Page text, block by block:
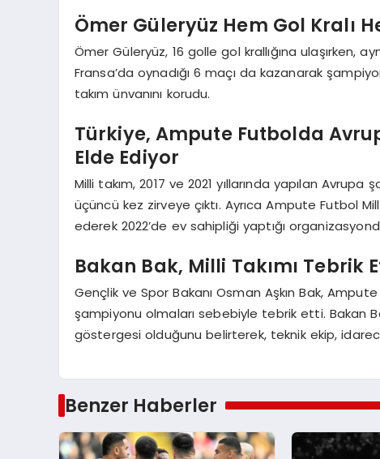
Ömer Güleryüz Hem Gol Kralı
Ömer Güleryüz, 16 golle gol krallığına ulaşırken,
Fransa’da oynadığı 6 maçı da kazanarak
takım ünvanını korudu.
Türkiye, Ampute Futbolda
Elde Ediyor
Milli takım, 2017 ve 2021 yıllarında yapılan
üçüncü kez zirveye çıktı. Ayrıca Ampute Futbol
ederek 2022’de ev sahipliği yaptığı
Bakan Bak, Milli Takımı Tebrik
Gençlik ve Spor Bakanı Osman Aşkın Bak,
şampiyonu olmaları sebebiyle tebrik etti. Bakan
göstergesi olduğunu belirterek, teknik ekip,
Benzer Haberler